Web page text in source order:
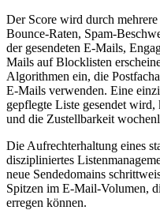
Der Score wird durch
Bounce-Raten, Spam-
der gesendeten E-Mails,
Mails auf Blocklisten
Algorithmen ein, die
E-Mails verwenden. Eine
gepflegte Liste gesendet
und die Zustellbarkeit
Die Aufrechterhaltung eines
diszipliniertes
neue Sendedomains
Spitzen im E-Mail-Volumen,
erregen können.